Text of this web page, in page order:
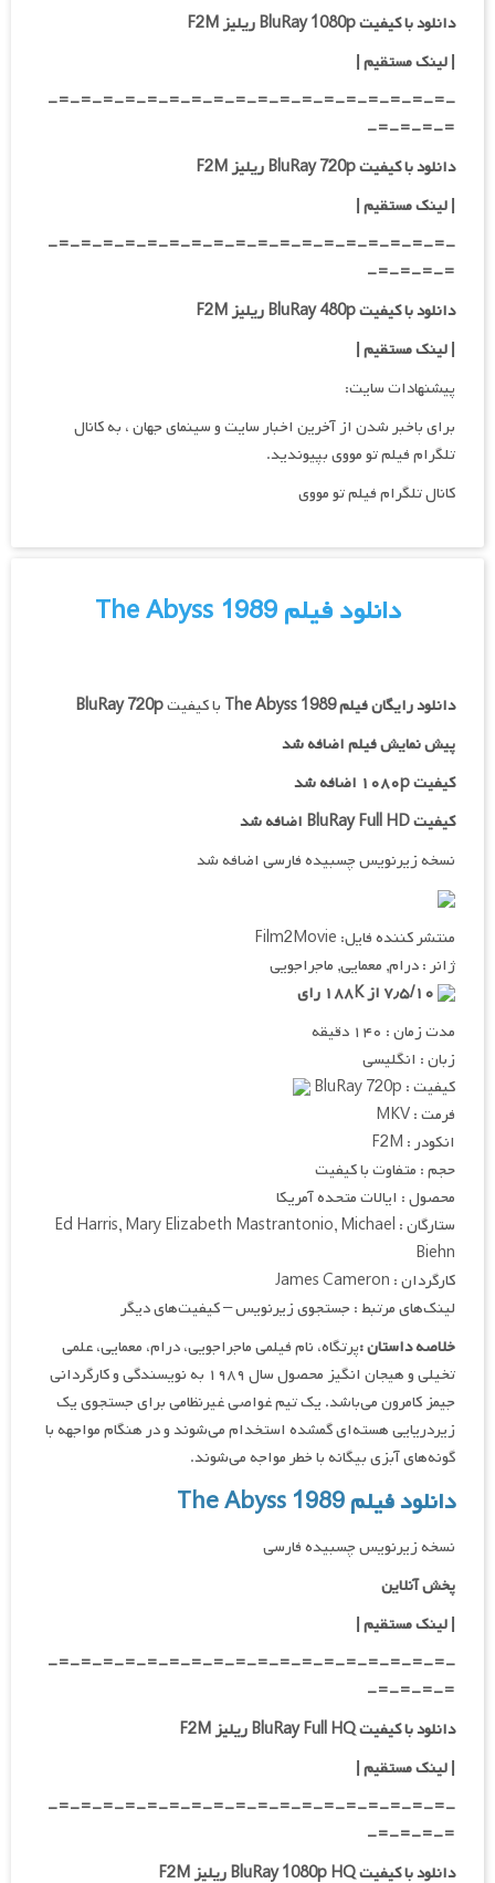
دانلود با کیفیت BluRay 1080p ریلیز F2M
|لینک مستقیم|
-=-=-=-=-=-=-=-=-=-=-=-=-=-=-=-=-=-=-
=-=-=-=-
دانلود با کیفیت BluRay 720p ریلیز F2M
| لینک مستقیم|
-=-=-=-=-=-=-=-=-=-=-=-=-=-=-=-=-=-=-
=-=-=-=-
دانلود با کیفیت BluRay 480p ریلیز F2M
| لینک مستقیم|
پیشنهادات سایت:
برای باخبر شدن از آخرین اخبار سایت و سینمای جهان ، به کانال
تلگرام فیلم تو مووی بپیوندید.
کانال تلگرام فیلم تو مووی
دانلود فیلم The Abyss 1989
دانلود رایگان فیلمThe Abyss 1989 با کیفیتBluRay 720p
پیش نمایش فیلم اضافه شد
کیفیت ۱۰۸۰p اضافه شد
کیفیت BluRay Full HD اضافه شد
نسخه زیرنویس چسبیده فارسی اضافه شد
منتشر کننده فایل: Film2Movie
ژانر : درام, معمایی, ماجراجویی
مدت زمان : ۱۴۰ دقیقه
زبان : انگلیسی
کیفیت : BluRay 720p
فرمت : MKV
انکودر : F2M
حجم : متفاوت با کیفیت
محصول : ایالات متحده آمریکا
ستارگان : Ed Harris, Mary Elizabeth Mastrantonio, Michael
Biehn
کارگردان : James Cameron
لینک‌های مرتبط : جستجوی زیرنویس – کیفیت‌های دیگر
خلاصه داستان :پرتگاه، نام فیلمی ماجراجویی، درام، معمایی، علمی
تخیلی و هیجان انگیز محصول سال ۱۹۸۹ به نویسندگی و کارگردانی
جیمز کامرون می‌باشد. یک تیم غواصی غیرنظامی برای جستجوی یک
زیردریایی هسته‌ای گمشده استخدام می‌شوند و در هنگام مواجهه با
گونه‌های آبزی بیگانه با خطر مواجه می‌شوند.
دانلود فیلم The Abyss 1989
نسخه زیرنویس چسبیده فارسی
پخش آنلاین
| لینک مستقیم|
-=-=-=-=-=-=-=-=-=-=-=-=-=-=-=-=-=-=-
=-=-=-=-
دانلود با کیفیت BluRay Full HQ ریلیز F2M
|لینک مستقیم|
-=-=-=-=-=-=-=-=-=-=-=-=-=-=-=-=-=-=-
=-=-=-=-
دانلود با کیفیت BluRay 1080p HQ ریلیز F2M